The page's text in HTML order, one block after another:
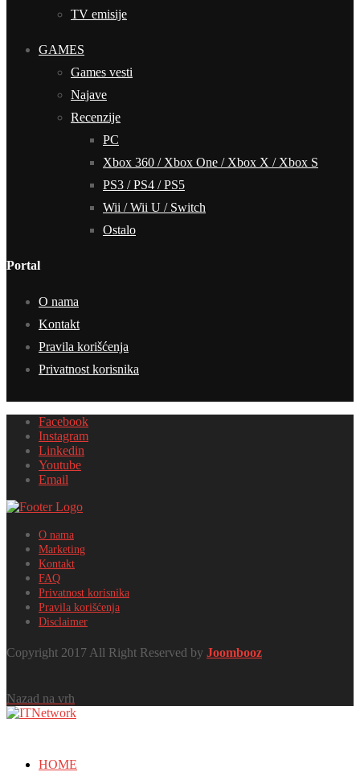
TV emisije
GAMES
Games vesti
Najave
Recenzije
PC
Xbox 360 / Xbox One / Xbox X / Xbox S
PS3 / PS4 / PS5
Wii / Wii U / Switch
Ostalo
Portal
O nama
Kontakt
Pravila korišćenja
Privatnost korisnika
Facebook
Instagram
Linkedin
Youtube
Email
O nama
Marketing
Kontakt
FAQ
Privatnost korisnika
Pravila korišćenja
Disclaimer
Copyright 2017 All Right Reserved by Joombooz
Nazad na vrh
HOME